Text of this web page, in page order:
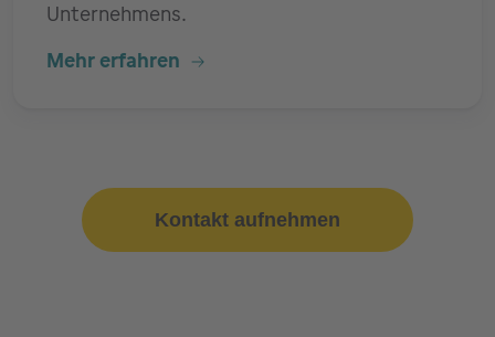
Unternehmens.
Mehr erfahren
Kontakt aufnehmen